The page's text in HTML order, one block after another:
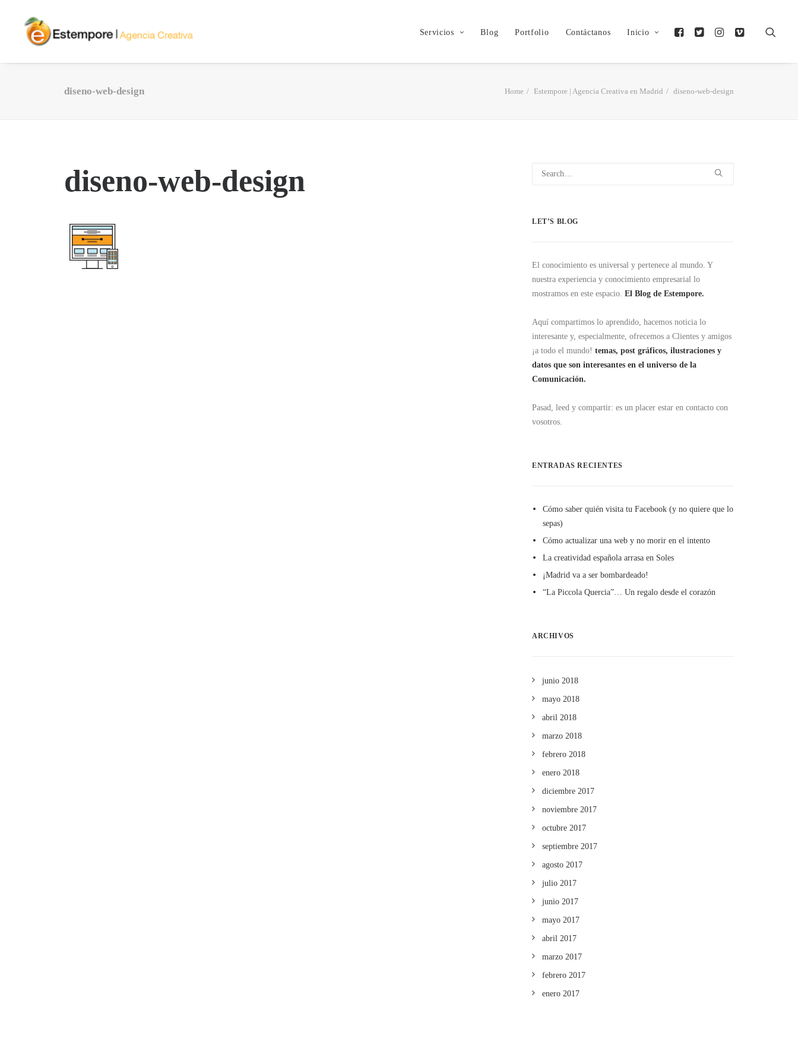
Servicios Blog Portfolio Contáctanos Inicio
diseno-web-design Home Estempore | Agencia Creativa en Madrid diseno-web-design
diseno-web-design
LET’S BLOG
El conocimiento es universal y pertenece al mundo. Y
nuestra experiencia y conocimiento empresarial lo
mostramos en este espacio. El Blog de Estempore.
Aquí compartimos lo aprendido, hacemos noticia lo
interesante y, especialmente, ofrecemos a Clientes y amigos
¡a todo el mundo! temas, post gráficos, ilustraciones y
datos que son interesantes en el universo de la
Comunicación.
Pasad, leed y compartir: es un placer estar en contacto con
vosotros.
ENTRADAS RECIENTES
Cómo saber quién visita tu Facebook (y no quiere que lo
sepas)
Cómo actualizar una web y no morir en el intento
La creatividad española arrasa en Soles
¡Madrid va a ser bombardeado!
“La Piccola Quercia”… Un regalo desde el corazón
ARCHIVOS
junio 2018
mayo 2018
abril 2018
marzo 2018
febrero 2018
enero 2018
diciembre 2017
noviembre 2017
octubre 2017
septiembre 2017
agosto 2017
julio 2017
junio 2017
mayo 2017
abril 2017
marzo 2017
febrero 2017
enero 2017